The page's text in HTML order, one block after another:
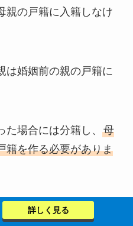
親の戸籍に入籍しなけ
は婚姻前の親の戸籍に
場合には分籍し、 母
籍を作る必要がありま
籍に入る予定であれ
詳しく見る